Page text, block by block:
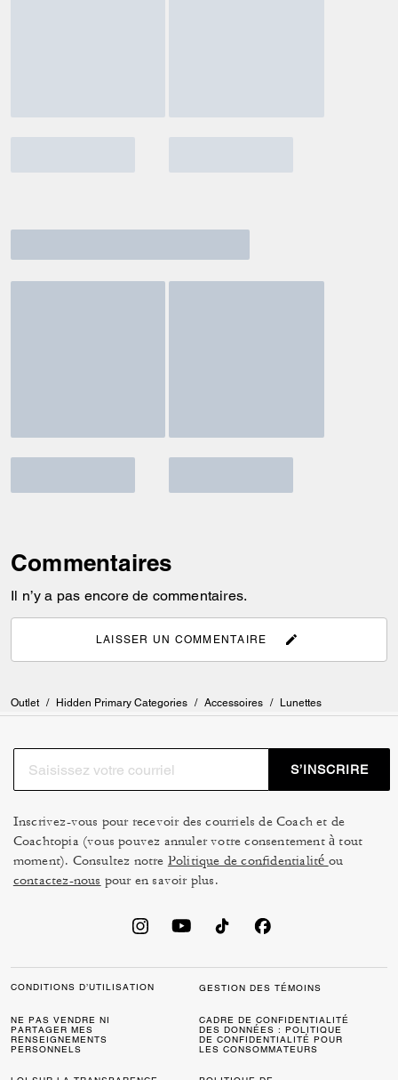
Commentaires
Il n’y a pas encore de commentaires.
LAISSER UN COMMENTAIRE
Outlet / Hidden Primary Categories / Accessoires / Lunettes
S’INSCRIRE
Inscrivez-vous pour recevoir des courriels de Coach et de
Coachtopia (vous pouvez annuler votre consentement à tout
moment). Consultez notre Politique de confidentialité ou
contactez-nous pour en savoir plus.
CONDITIONS D’UTILISATION GESTION DES TÉMOINS
NE PAS VENDRE NI
PARTAGER MES
RENSEIGNEMENTS
PERSONNELS
CADRE DE CONFIDENTIALITÉ
DES DONNÉES : POLITIQUE
DE CONFIDENTIALITÉ POUR
LES CONSOMMATEURS